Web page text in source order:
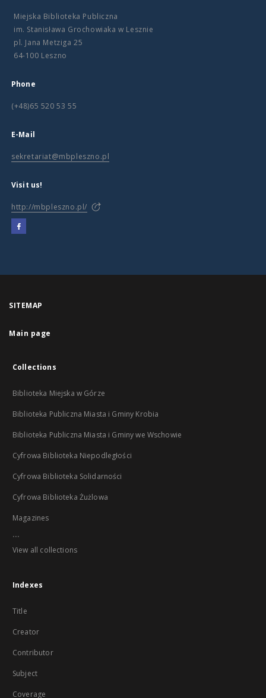
Miejska Biblioteka Publiczna
im. Stanisława Grochowiaka w Lesznie
pl. Jana Metziga 25
64-100 Leszno
Phone
(+48)65 520 53 55
E-Mail
sekretariat@mbpleszno.pl
Visit us!
http://mbpleszno.pl/
SITEMAP
Main page
Collections
Biblioteka Miejska w Górze
Biblioteka Publiczna Miasta i Gminy Krobia
Biblioteka Publiczna Miasta i Gminy we Wschowie
Cyfrowa Biblioteka Niepodległości
Cyfrowa Biblioteka Solidarności
Cyfrowa Biblioteka Żużlowa
Magazines
...
View all collections
Indexes
Title
Creator
Contributor
Subject
Coverage